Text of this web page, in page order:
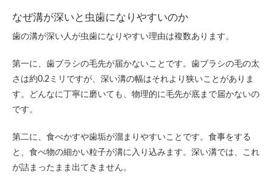
なぜ溝が深いと虫歯になりやすいのか
歯の溝が深い人が虫歯になりやすい理由は複数あります。
第一に、歯ブラシの毛先が届かないことです。歯ブラシの毛の太
さは約0.2ミリですが、深い溝の幅はそれより狭いことがありま
す。どんなに丁寧に磨いても、物理的に毛先が底まで届かないの
です。
第二に、食べかすや歯垢が溜まりやすいことです。食事をする
と、食べ物の細かい粒子が溝に入り込みます。深い溝では、これ
が詰まったまま出てきません。